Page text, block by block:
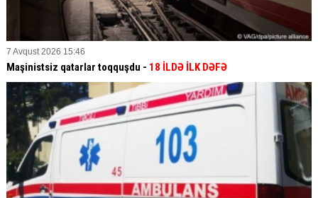
7 Avqust 2026 15:46
Maşinistsiz qatarlar toqquşdu - 18 İLDƏ İLK DƏFƏ